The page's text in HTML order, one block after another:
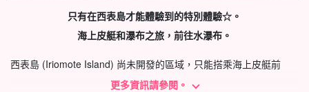
只有在西表島才能體驗到的特別體驗☆。
海上皮艇和瀑布之旅，前往水瀑布。
西表島 (Iriomote Island) 尚未開發的區域，只能搭乘海上皮艇前
此行程包括瀑布體驗，接著在住在當地的導遊推薦的洞
更多資訊請參閱。